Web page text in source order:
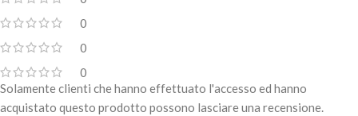
0
0
0
Solamente clienti che hanno effettuato l'accesso ed hanno
acquistato questo prodotto possono lasciare una recensione.